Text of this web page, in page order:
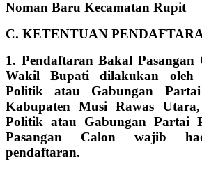
Noman Baru Kecamatan Rupit
C. KETENTUAN
1. Pendaftaran Bakal
Wakil Bupati dilakukan oleh
Politik atau Gabungan
Kabupaten Musi Rawas
Politik atau Gabungan Partai
Pasangan Calon wajib
pendaftaran.